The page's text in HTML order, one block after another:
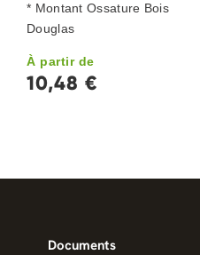
* Montant Ossature Bois
Douglas
À partir de
10,48 €
Documents